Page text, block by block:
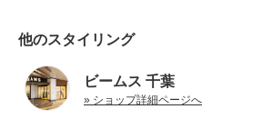
他のスタイリング
ビームス 千葉
» ショップ詳細ページへ